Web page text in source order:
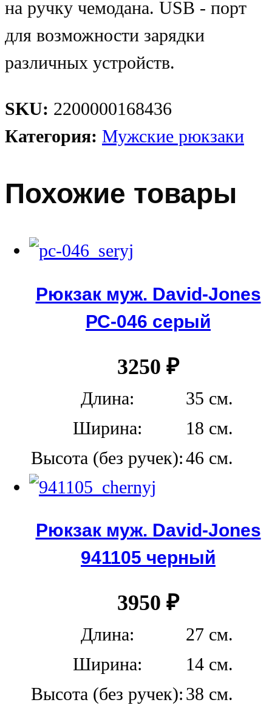
на ручку чемодана. USB - порт
для возможности зарядки
различных устройств.
SKU: 2200000168436
Категория: Мужские рюкзаки
Похожие товары
Рюкзак муж. David-Jones
РС-046 серый
3250 ₽
Длина:
35 см.
Ширина:
18 см.
Высота (без ручек):46 см.
Рюкзак муж. David-Jones
941105 черный
3950 ₽
Длина:
27 см.
Ширина:
14 см.
Высота (без ручек): 38 см.